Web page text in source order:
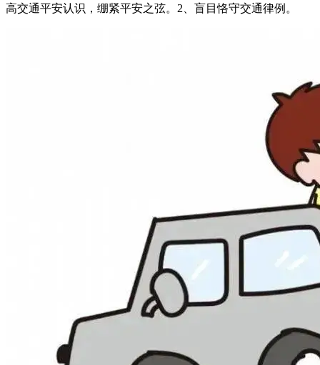
高交通平安认识，绷紧平安之弦。2、盲目恪守交通律例。